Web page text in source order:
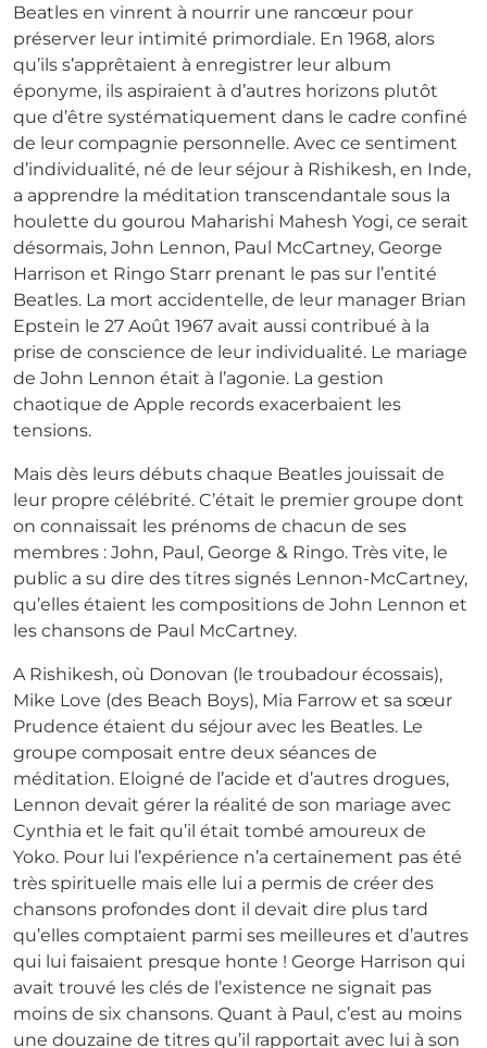
Beatles en vinrent à nourrir une rancœur pour
préserver leur intimité primordiale. En 1968, alors
qu’ils s’apprêtaient à enregistrer leur album
éponyme, ils aspiraient à d’autres horizons plutôt
que d’être systématiquement dans le cadre confiné
de leur compagnie personnelle. Avec ce sentiment
d’individualité, né de leur séjour à Rishikesh, en Inde,
a apprendre la méditation transcendantale sous la
houlette du gourou Maharishi Mahesh Yogi, ce serait
désormais, John Lennon, Paul McCartney, George
Harrison et Ringo Starr prenant le pas sur l’entité
Beatles. La mort accidentelle, de leur manager Brian
Epstein le 27 Août 1967 avait aussi contribué à la
prise de conscience de leur individualité. Le mariage
de John Lennon était à l’agonie. La gestion
chaotique de Apple records exacerbaient les
tensions.
Mais dès leurs débuts chaque Beatles jouissait de
leur propre célébrité. C’était le premier groupe dont
on connaissait les prénoms de chacun de ses
membres : John, Paul, George & Ringo. Très vite, le
public a su dire des titres signés Lennon-McCartney,
qu’elles étaient les compositions de John Lennon et
les chansons de Paul McCartney.
A Rishikesh, où Donovan (le troubadour écossais),
Mike Love (des Beach Boys), Mia Farrow et sa sœur
Prudence étaient du séjour avec les Beatles. Le
groupe composait entre deux séances de
méditation. Eloigné de l’acide et d’autres drogues,
Lennon devait gérer la réalité de son mariage avec
Cynthia et le fait qu’il était tombé amoureux de
Yoko. Pour lui l’expérience n’a certainement pas été
très spirituelle mais elle lui a permis de créer des
chansons profondes dont il devait dire plus tard
qu’elles comptaient parmi ses meilleures et d’autres
qui lui faisaient presque honte ! George Harrison qui
avait trouvé les clés de l’existence ne signait pas
moins de six chansons. Quant à Paul, c’est au moins
une douzaine de titres qu’il rapportait avec lui à son